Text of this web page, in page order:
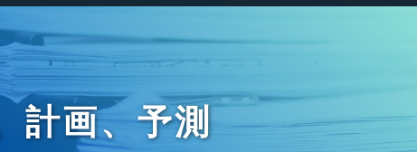
計画、予測